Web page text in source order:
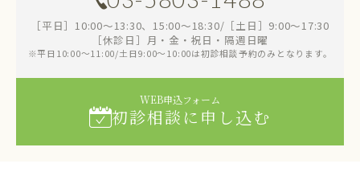
［平日］10:00～13:30、15:00～18:30/［土日］9:00～17:30
［休診日］月・金・祝日・隔週日曜
※平日10:00～11:00/土日9:00～10:00は初診相談予約のみとなります。
WEB申込フォーム
初診相談に申し込む